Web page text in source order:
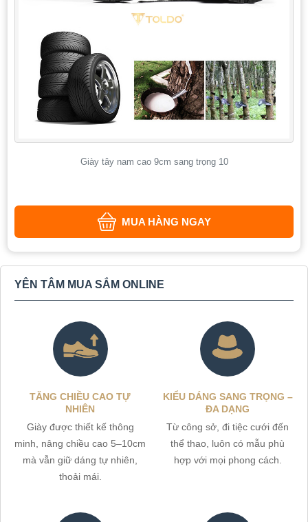
Giày tây nam cao 9cm sang trọng 10
MUA HÀNG NGAY
YÊN TÂM MUA SẮM ONLINE
TĂNG CHIỀU CAO TỰ
NHIÊN
Giày được thiết kế thông
minh, nâng chiều cao 5–10cm
mà vẫn giữ dáng tự nhiên,
thoải mái.
KIỂU DÁNG SANG TRỌNG –
ĐA DẠNG
Từ công sở, đi tiệc cưới đến
thể thao, luôn có mẫu phù
hợp với mọi phong cách.